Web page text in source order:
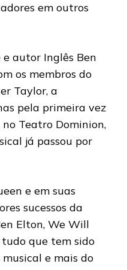
em outros
autor Inglês Ben
os membros do
Taylor, a
pela primeira vez
Teatro Dominion,
já passou por
e em suas
sucessos da
Elton, We Will
que tem sido
e mais do